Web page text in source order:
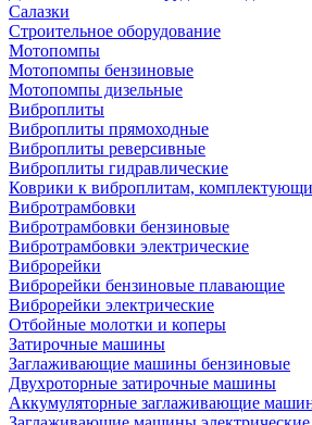
Салазки
Строительное оборудование
Мотопомпы
Мотопомпы бензиновые
Мотопомпы дизельные
Виброплиты
Виброплиты прямоходные
Виброплиты реверсивные
Виброплиты гидравлические
Коврики к виброплитам,
Вибротрамбовки
Вибротрамбовки бензиновые
Вибротрамбовки электрические
Виброрейки
Виброрейки бензиновые плавающие
Виброрейки электрические
Отбойные молотки и коперы
Затирочные машины
Заглаживающие машины бензиновые
Двухроторные затирочные машины
Аккумуляторные заглаживающие